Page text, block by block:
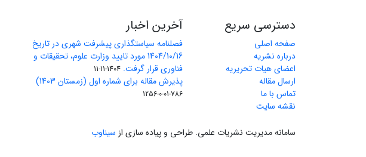
دسترسی سریع
صفحه اصلی
درباره نشریه
اعضای هیات تحریریه
ارسال مقاله
تماس با ما
نقشه سایت
آخرین اخبار
فصلنامه سیاستگذاری پیشرفت شهری در تاریخ
1404/10/16 مورد تایید وزارت علوم، تحقیقات و
فناوری قرار گرفت. 1404-11-11
پذیرش مقاله برای شماره اول (زمستان 1403)
786-01-0-1256
سامانه مدیریت نشریات علمی. طراحی و پیاده سازی از سیناوب